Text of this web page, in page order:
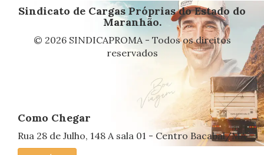
Sindicato de Cargas Próprias do Estado do
Maranhão.
© 2026 SINDICAPROMA - Todos os direitos
reservados
Como Chegar
Rua 28 de Julho, 148 A sala 01 - Centro Bacabal/MA